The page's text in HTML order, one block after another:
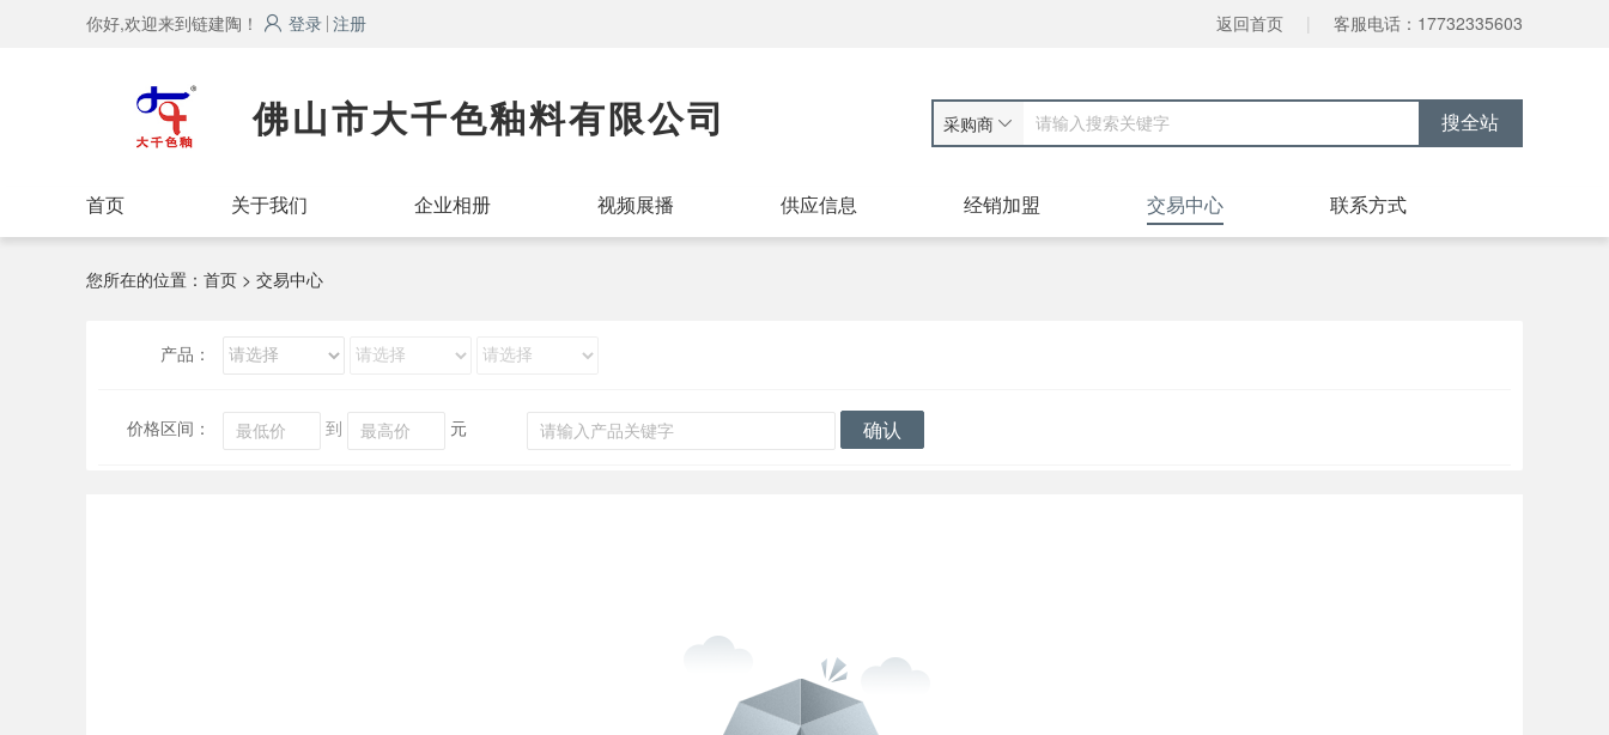
你好,欢迎来到链建陶！ 登录 注册 返回首页 | 客服电话：17732335603
佛山市大千色釉料有限公司 采购商
首页 关于我们 企业相册 视频展播 供应信息 经销加盟 交易中心 联系方式
您所在的位置： 首页 > 交易中心
产品：
价格区间： 到 元 确认